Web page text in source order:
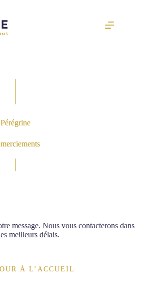
Pérégrine
message. Nous vous contacterons dans
meilleurs délais.
À L’ACCUEIL